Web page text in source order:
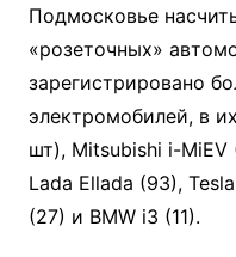
Подмосковье
«розеточных»
зарегистрировано
электромобилей, в
шт), Mitsubishi i-MiEV
Lada Ellada (93),
(27) и BMW i3 (11).